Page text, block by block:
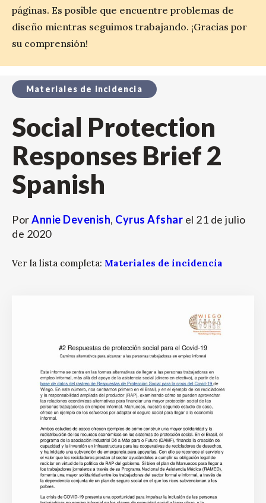
páginas. Es posible que encuentre problemas de
diseño mientras seguimos trabajando. ¡Gracias por
su comprensión!
Materiales de incidencia
Social Protection
Responses Brief 2
Spanish
PorAnnie Devenish, Cyrus Afshar el 21 de julio
de 2020
Ver la lista completa: Materiales de incidencia